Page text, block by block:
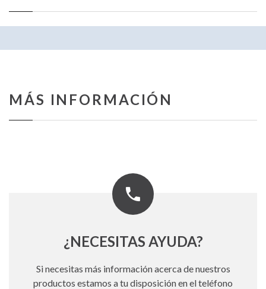
MÁS INFORMACIÓN
¿NECESITAS AYUDA?
Si necesitas más información acerca de nuestros
productos estamos a tu disposición en el teléfono